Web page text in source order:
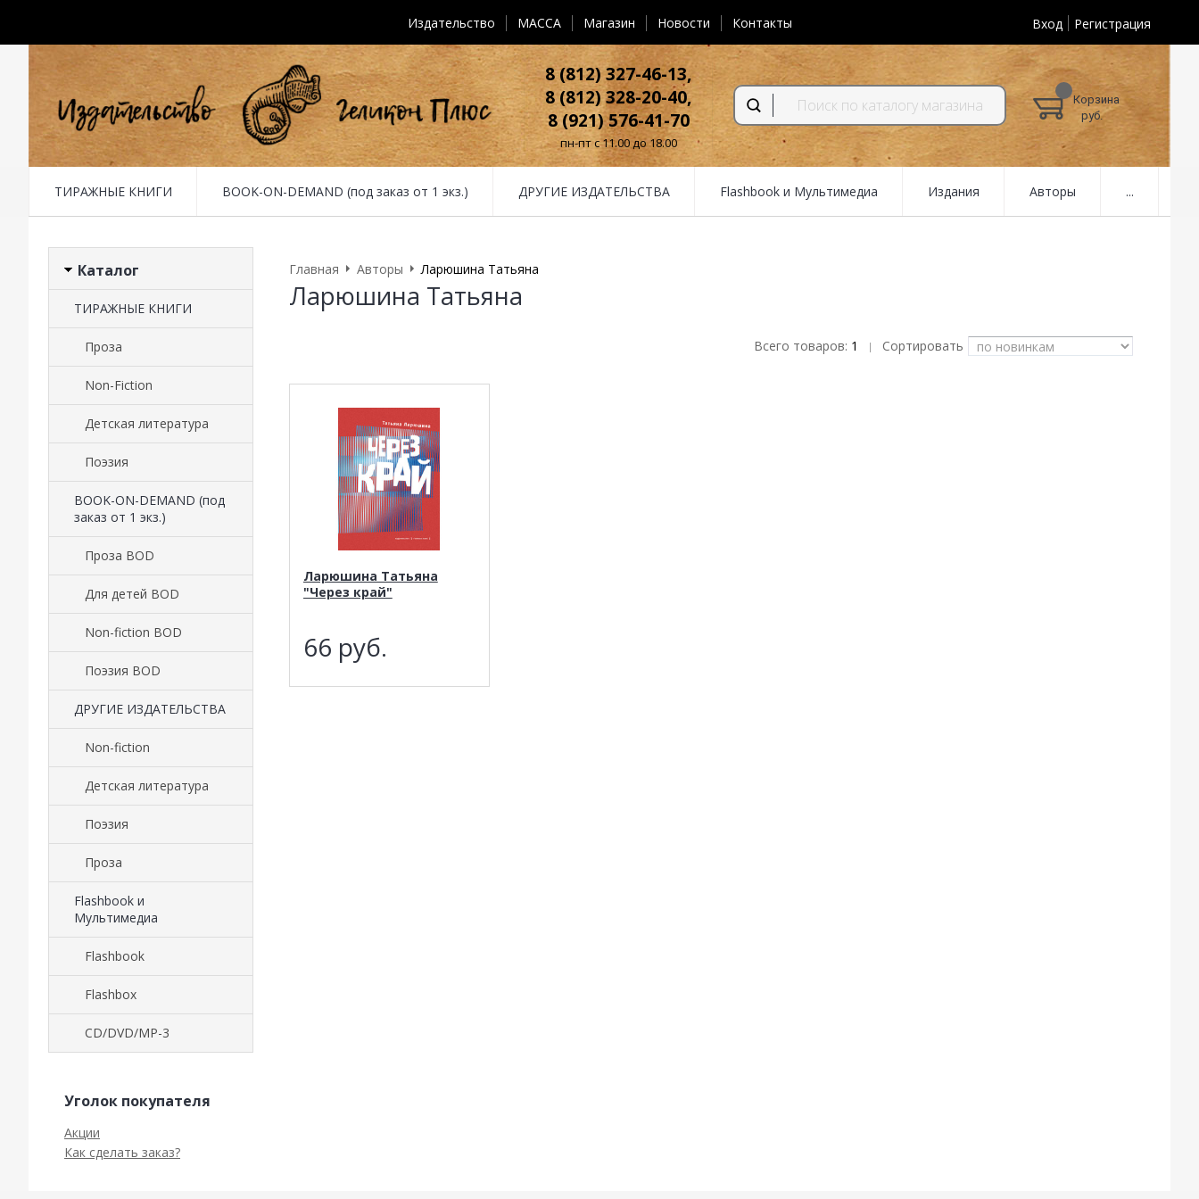
Издательство MACCA Магазин Новости Контакты Вход Регистрация
8 (812) 327-46-13,
8 (812) 328-20-40,
8 (921) 576-41-70
пн-пт с 11.00 до 18.00
Корзина
руб.
ТИРАЖНЫЕ КНИГИ BOOK-ON-DEMAND (под заказ от 1 экз.) ДРУГИЕ ИЗДАТЕЛЬСТВА Flashbook и Мультимедиа Издания Авторы ...
Каталог
ТИРАЖНЫЕ КНИГИ
Проза
Non-Fiction
Детская литература
Поэзия
BOOK-ON-DEMAND (под
заказ от 1 экз.)
Проза BOD
Для детей BOD
Non-fiction BOD
Поэзия BOD
ДРУГИЕ ИЗДАТЕЛЬСТВА
Non-fiction
Детская литература
Поэзия
Проза
Flashbook и
Мультимедиа
Flashbook
Flashbox
CD/DVD/MP-3
Уголок покупателя
Акции
Как сделать заказ?
Главная Авторы Ларюшина Татьяна
Ларюшина Татьяна
Всего товаров: 1 | Сортировать
Ларюшина Татьяна
"Через край"
66 руб.